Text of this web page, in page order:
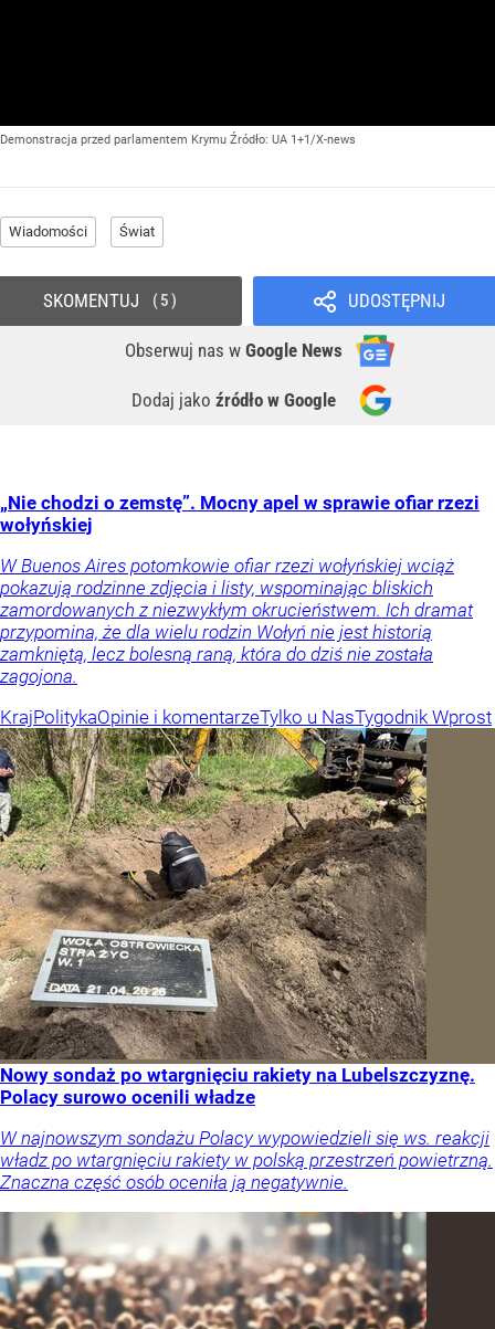
Demonstracja przed parlamentem Krymu Źródło: UA 1+1/X-news
Wiadomości Świat
UDOSTĘPNIJ
Obserwuj nas w Google News
Dodaj jako źródło w Google
SKOMENTUJ 5
„Nie chodzi o zemstę”. Mocny apel w sprawie ofiar rzezi
wołyńskiej
W Buenos Aires potomkowie ofiar rzezi wołyńskiej wciąż
pokazują rodzinne zdjęcia i listy, wspominając bliskich
zamordowanych z niezwykłym okrucieństwem. Ich dramat
przypomina, że dla wielu rodzin Wołyń nie jest historią
zamkniętą, lecz bolesną raną, która do dziś nie została
zagojona.
KrajPolitykaOpinie i komentarzeTylko u NasTygodnik Wprost
Nowy sondaż po wtargnięciu rakiety na Lubelszczyznę.
Polacy surowo ocenili władze
W najnowszym sondażu Polacy wypowiedzieli się ws. reakcji
władz po wtargnięciu rakiety w polską przestrzeń powietrzną.
Znaczna część osób oceniła ją negatywnie.